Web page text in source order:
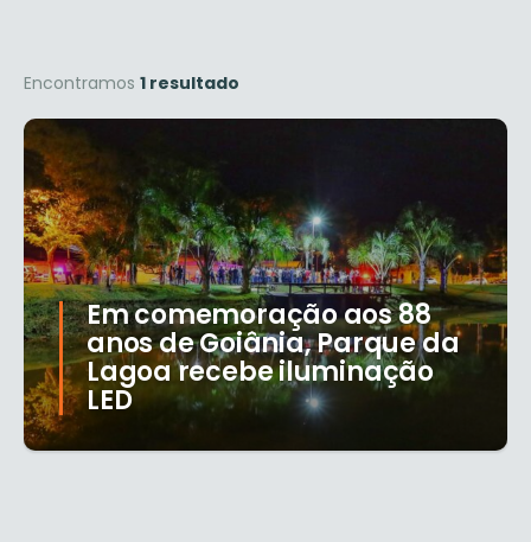
Encontramos 1 resultado
Em comemoração aos 88
anos de Goiânia, Parque da
Lagoa recebe iluminação
LED